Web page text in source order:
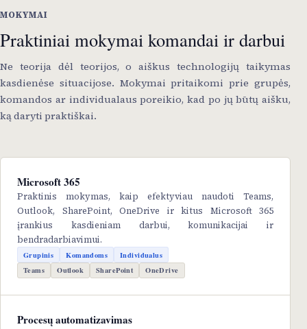
MOKYMAI
Praktiniai mokymai komandai ir darbui
Ne teorija dėl teorijos, o aiškus technologijų taikymas
kasdienėse situacijose. Mokymai pritaikomi prie grupės,
komandos ar individualaus poreikio, kad po jų būtų aišku,
ką daryti praktiškai.
Microsoft 365
Praktinis mokymas, kaip efektyviau naudoti Teams,
Outlook, SharePoint, OneDrive ir kitus Microsoft 365
įrankius kasdieniam darbui, komunikacijai ir
bendradarbiavimui.
Grupinis Komandoms
Individualus
Teams
Outlook SharePoint OneDrive
Procesų automatizavimas